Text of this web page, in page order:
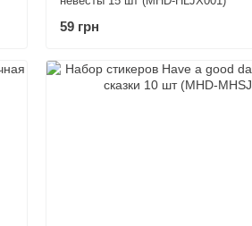
59 грн